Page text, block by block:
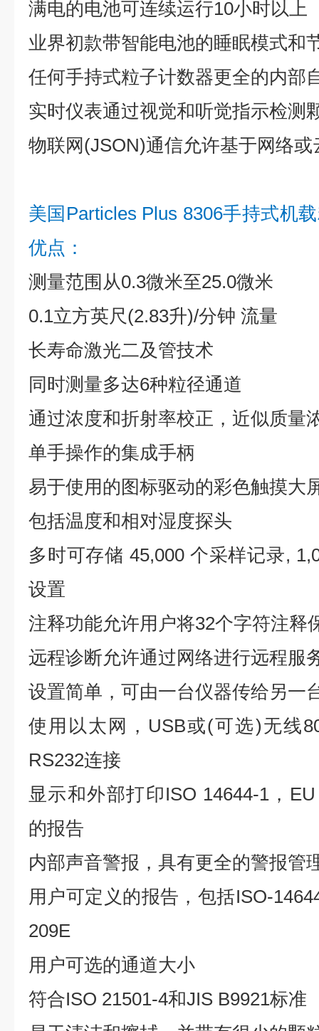
满电的电池可连续运行10小时以上
业界初款带智能电池的睡眠模式和
任何手持式粒子计数器更全的内部
实时仪表通过视觉和听觉指示检测
物联网(JSON)通信允许基于网络或
美国Particles Plus 8306手持式机
优点：
测量范围从0.3微米至25.0微米
0.1立方英尺(2.83升)/分钟 流量
长寿命激光二及管技术
同时测量多达6种粒径通道
通过浓度和折射率校正，近似质量
单手操作的集成手柄
易于使用的图标驱动的彩色触摸大
包括温度和相对湿度探头
多时可存储 45,000 个采样记录,
设置
注释功能允许用户将32个字符注释
远程诊断允许通过网络进行远程服
设置简单，可由一台仪器传给另一
使用以太网，USB或(可选)无线
RS232连接
显示和外部打印ISO 14644-1，
的报告
内部声音警报，具有更全的警报管
用户可定义的报告，包括ISO-
209E
用户可选的通道大小
符合ISO 21501-4和JIS B9921标准